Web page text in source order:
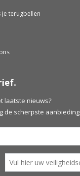
je terugbellen
laatste nieuws?
de scherpste